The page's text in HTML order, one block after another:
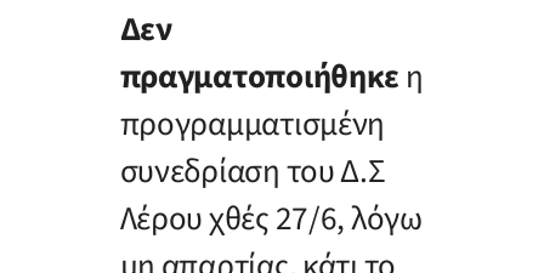
Δεν
πραγματοποιήθηκε η
προγραμματισμένη
συνεδρίαση του Δ.Σ
Λέρου χθές 27/6, λόγω